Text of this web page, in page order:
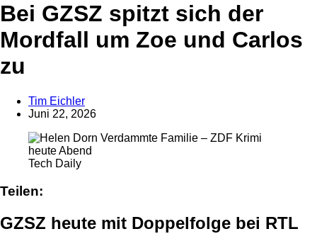
Bei GZSZ spitzt sich der
Mordfall um Zoe und Carlos
zu
Tim Eichler
Juni 22, 2026
Tech Daily
Teilen:
GZSZ heute mit Doppelfolge bei RTL